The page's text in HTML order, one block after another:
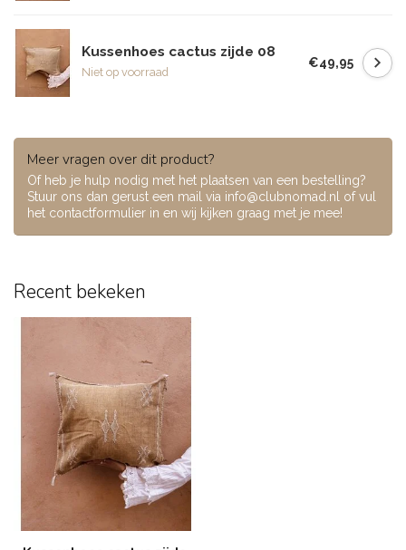
Kussenhoes cactus zijde 08
Niet op voorraad
€49,95
Meer vragen over dit product?
Of heb je hulp nodig met het plaatsen van een bestelling?
Stuur ons dan gerust een mail via info@clubnomad.nl of vul
het contactformulier in en wij kijken graag met je mee!
Recent bekeken